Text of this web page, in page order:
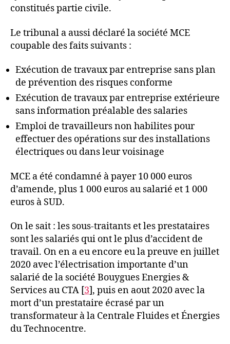
constitués partie civile.
Le tribunal a aussi déclaré la société MCE
coupable des faits suivants :
Exécution de travaux par entreprise sans plan
de prévention des risques conforme
Exécution de travaux par entreprise extérieure
sans information préalable des salaries
Emploi de travailleurs non habilites pour
effectuer des opérations sur des installations
électriques ou dans leur voisinage
MCE a été condamné à payer 10 000 euros
d’amende, plus 1 000 euros au salarié et 1 000
euros à SUD.
On le sait : les sous-traitants et les prestataires
sont les salariés qui ont le plus d’accident de
travail. On en a eu encore eu la preuve en juillet
2020 avec l’électrisation importante d’un
salarié de la société Bouygues Energies &
Services au CTA [3], puis en aout 2020 avec la
mort d’un prestataire écrasé par un
transformateur à la Centrale Fluides et Énergies
du Technocentre.